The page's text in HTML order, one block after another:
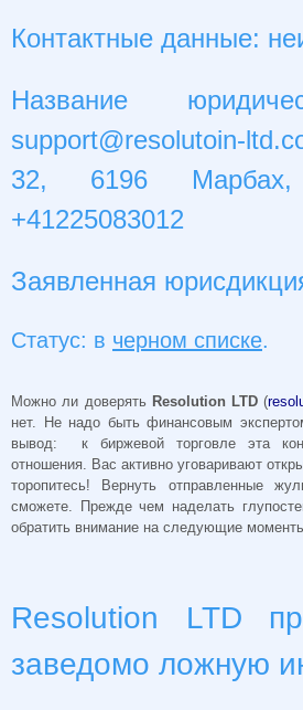
Контактные данные:
Название
support@resolutoin-
32, 6196 Марбах,
+41225083012
Заявленная
Статус: в черном списке.
Можно ли доверять Resolution LTD (
нет. Не надо быть финансовым
вывод: к биржевой торговле эта
отношения. Вас активно уговаривают
торопитесь! Вернуть отправленные
сможете. Прежде чем наделать
обратить внимание на следующие
Resolution LTD
заведомо ложную